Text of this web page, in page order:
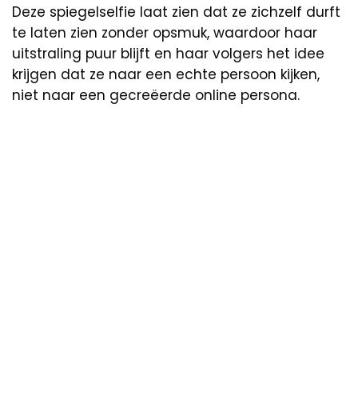
Deze spiegelselfie laat zien dat ze zichzelf durft
te laten zien zonder opsmuk, waardoor haar
uitstraling puur blijft en haar volgers het idee
krijgen dat ze naar een echte persoon kijken,
niet naar een gecreëerde online persona.